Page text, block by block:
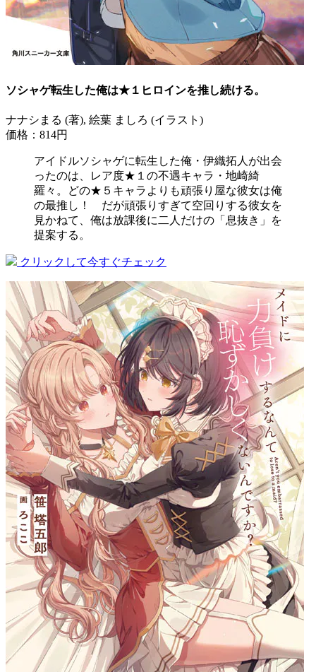
ソシャゲ転生した俺は★１ヒロインを推し続ける。
ナナシまる (著), 絵葉 ましろ (イラスト)
価格：814円
アイドルソシャゲに転生した俺・伊織拓人が出会
ったのは、レア度★１の不遇キャラ・地崎綺
羅々。どの★５キャラよりも頑張り屋な彼女は俺
の最推し！ だが頑張りすぎて空回りする彼女を
見かねて、俺は放課後に二人だけの「息抜き」を
提案する。
クリックして今すぐチェック